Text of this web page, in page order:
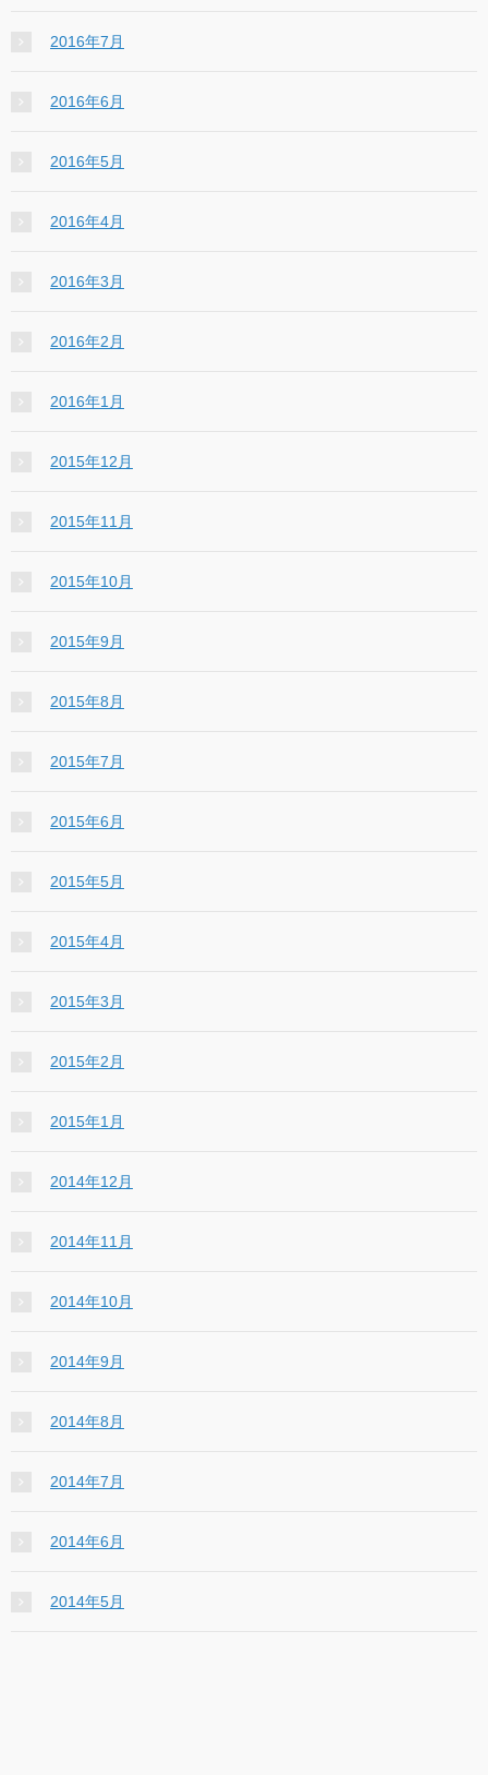
2016年7月
2016年6月
2016年5月
2016年4月
2016年3月
2016年2月
2016年1月
2015年12月
2015年11月
2015年10月
2015年9月
2015年8月
2015年7月
2015年6月
2015年5月
2015年4月
2015年3月
2015年2月
2015年1月
2014年12月
2014年11月
2014年10月
2014年9月
2014年8月
2014年7月
2014年6月
2014年5月